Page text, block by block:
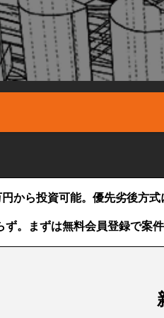
から投資可能。 優先劣後方式
ず。まずは無料会員登録で案